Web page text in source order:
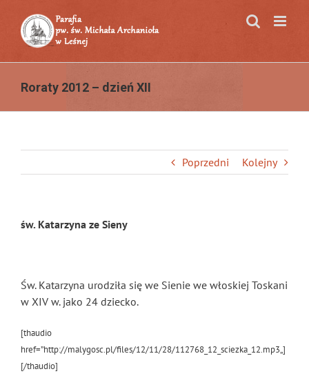
zawartości
Roraty 2012 – dzień XII
Poprzedni Kolejny
św. Katarzyna ze Sieny
Św. Katarzyna urodziła się we Sienie we włoskiej Toskani
w XIV w. jako 24 dziecko.
[thaudio
href=”http://malygosc.pl/files/12/11/28/112768_12_sciezka_12.mp3„]
[/thaudio]